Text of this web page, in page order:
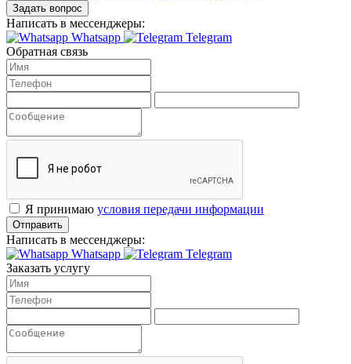
Задать вопрос
Написать в мессенджеры:
Whatsapp
Telegram
Обратная связь
Я принимаю условия передачи информации
Отправить
Написать в мессенджеры:
Whatsapp
Telegram
Заказать услугу